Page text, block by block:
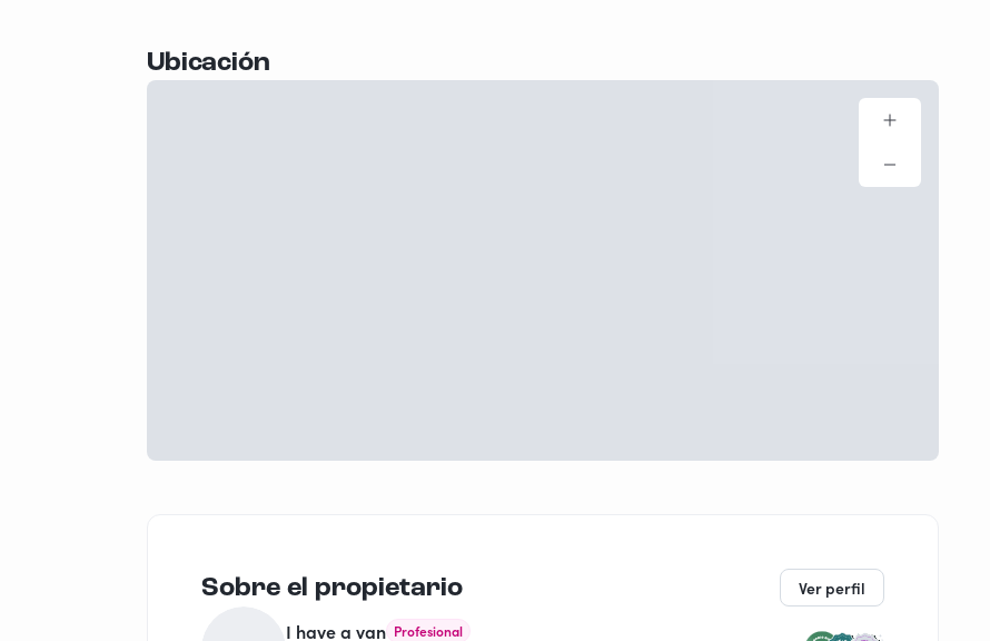
Ubicación
Sobre el propietario Ver perfil
I have a van Profesional